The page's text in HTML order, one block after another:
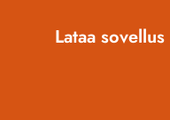
Lataa sovellus